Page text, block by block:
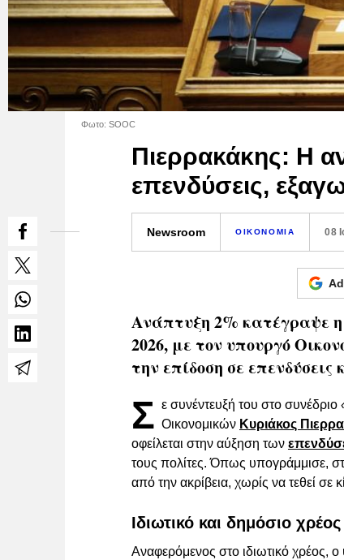
Φωτο: SOOC
Πιερρακάκης: Η
επενδύσεις,
Newsroom ΟΙΚΟΝΟΜΙΑ 08
Ανάπτυξη 2% κατέγραψε η
2026, με τον υπουργό
την επίδοση σε επενδύσεις
Σ ε συνέντευξή του στο συνέδριο
Οικονομικών Κυριάκος
οφείλεται στην αύξηση των
τους πολίτες. Όπως υπογράμμισε,
από την ακρίβεια, χωρίς να τεθεί σε
Ιδιωτικό και δημόσιο
Αναφερόμενος στο ιδιωτικό χρέος,